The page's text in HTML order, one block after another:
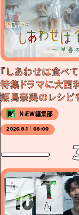
『しあわせは食べ
特集ドラマに大西
飯島奈美のレシピ
NiEW編集部
2026.8.1｜08:00